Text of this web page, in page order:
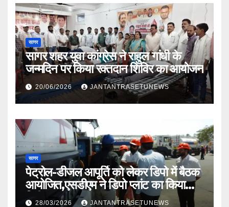
सागर
सागर शहर युवा कांग्रेस ने राहुल गांधी के
जन्मदिन पर किया रक्तदान शिविर का आयोजन
20/06/2026 JANTANTRASETUNEWS
सागर
पेट्रोल-डीजल आपूर्ति को लेकर डिपो में बैठक
आयोजित,एसडीएम ने डिपो प्लांट का किया
निरीक्षण
28/03/2026 JANTANTRASETUNEWS